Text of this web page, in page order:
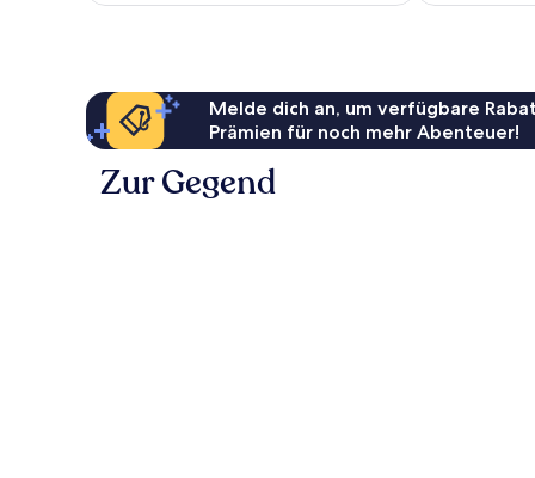
Melde dich an, um verfügbare
Prämien für noch mehr Abenteuer!
Zur Gegend